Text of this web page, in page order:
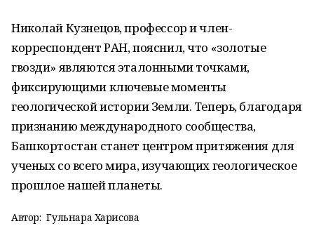
Николай Кузнецов, профессор и член-
корреспондент РАН, пояснил, что «золотые
гвозди» являются эталонными точками,
фиксирующими ключевые моменты
геологической истории Земли. Теперь, благодаря
признанию международного сообщества,
Башкортостан станет центром притяжения для
ученых со всего мира, изучающих геологическое
прошлое нашей планеты.
Автор: Гульнара Харисова